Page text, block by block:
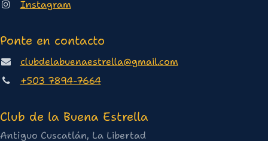
Instagram
Ponte en contacto
clubdelabuenaestrella@gmail.com
+503 7894-7664
Club de la Buena Estrella
Antiguo Cuscatlán, La Libertad